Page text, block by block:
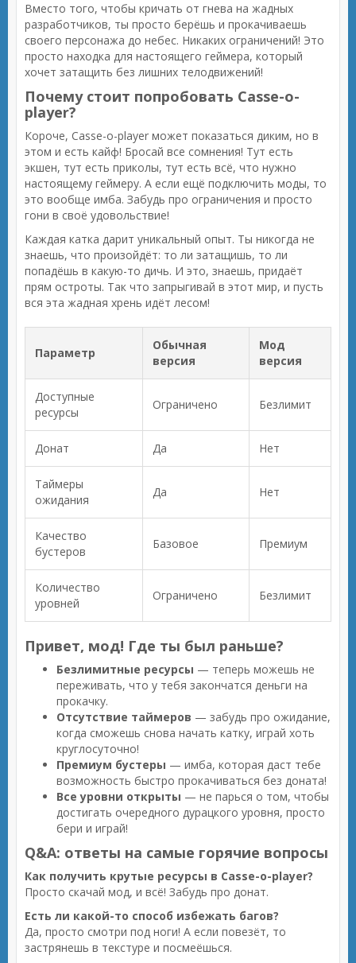
Вместо того, чтобы кричать от гнева на жадных
разработчиков, ты просто берёшь и прокачиваешь
своего персонажа до небес. Никаких ограничений! Это
просто находка для настоящего геймера, который
хочет затащить без лишних телодвижений!
Почему стоит попробовать Casse-o-
player?
Короче, Casse-o-player может показаться диким, но в
этом и есть кайф! Бросай все сомнения! Тут есть
экшен, тут есть приколы, тут есть всё, что нужно
настоящему геймеру. А если ещё подключить моды, то
это вообще имба. Забудь про ограничения и просто
гони в своё удовольствие!
Каждая катка дарит уникальный опыт. Ты никогда не
знаешь, что произойдёт: то ли затащишь, то ли
попадёшь в какую-то дичь. И это, знаешь, придаёт
прям остроты. Так что запрыгивай в этот мир, и пусть
вся эта жадная хрень идёт лесом!
Параметр
Обычная
версия
Мод
версия
Доступные
ресурсы
Ограничено Безлимит
Донат Да Нет
Таймеры
ожидания
Да Нет
Качество
бустеров
Базовое Премиум
Количество
уровней
Ограничено Безлимит
Привет, мод! Где ты был раньше?
Безлимитные ресурсы — теперь можешь не
переживать, что у тебя закончатся деньги на
прокачку.
Отсутствие таймеров — забудь про ожидание,
когда сможешь снова начать катку, играй хоть
круглосуточно!
Премиум бустеры — имба, которая даст тебе
возможность быстро прокачиваться без доната!
Все уровни открыты — не парься о том, чтобы
достигать очередного дурацкого уровня, просто
бери и играй!
Q&A: ответы на самые горячие вопросы
Как получить крутые ресурсы в Casse-o-player?
Просто скачай мод, и всё! Забудь про донат.
Есть ли какой-то способ избежать багов?
Да, просто смотри под ноги! А если повезёт, то
застрянешь в текстуре и посмеёшься.